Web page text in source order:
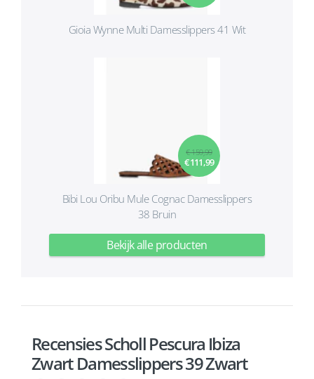
Gioia Wynne Multi Damesslippers 41 Wit
€ 159,99
€ 111,99
Bibi Lou Oribu Mule Cognac Damesslippers
38 Bruin
Bekijk alle producten
Recensies Scholl Pescura Ibiza
Zwart Damesslippers 39 Zwart